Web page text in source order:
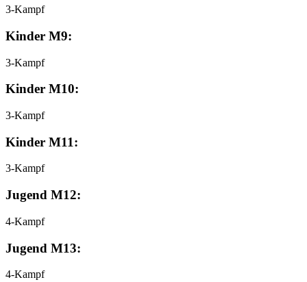
3-Kampf
Kinder M9:
3-Kampf
Kinder M10:
3-Kampf
Kinder M11:
3-Kampf
Jugend M12:
4-Kampf
Jugend M13:
4-Kampf